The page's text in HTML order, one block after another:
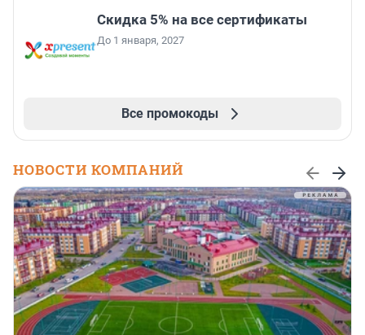
Скидка 5% на все сертификаты
До 1 января, 2027
Все промокоды
НОВОСТИ КОМПАНИЙ